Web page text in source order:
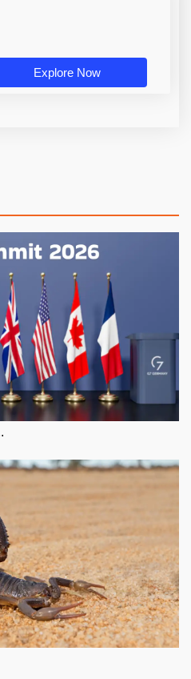
Explore Now